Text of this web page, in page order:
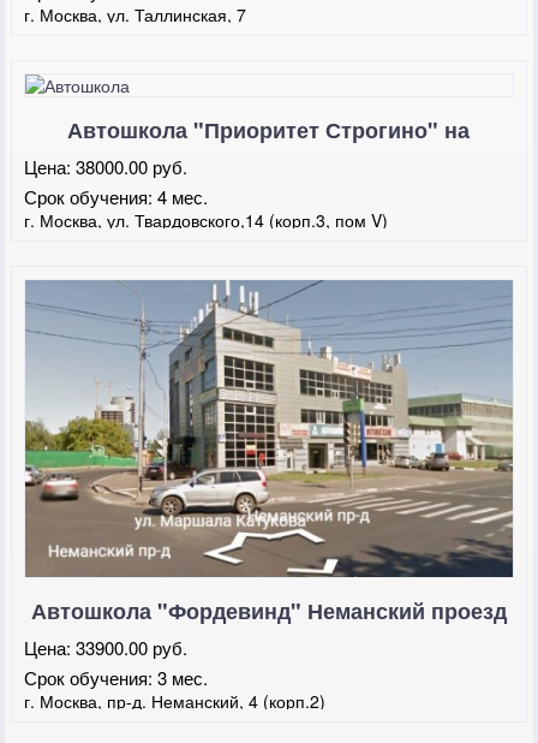
г. Москва, ул. Таллинская, 7
Автошкола "Приоритет Строгино" на
Цена:38000.00 руб.
Срок обучения:4 мес.
г. Москва, ул. Твардовского,14 (корп.3, пом V)
Автошкола "Фордевинд" Неманский проезд
Цена:33900.00 руб.
Срок обучения:3 мес.
г. Москва, пр-д. Неманский, 4 (корп.2)